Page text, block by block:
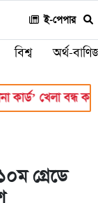
ই-পেপার
বিশ্ব অর্থ-
কার্ড’ খেলা বন্ধ করতে
গ্রেডে